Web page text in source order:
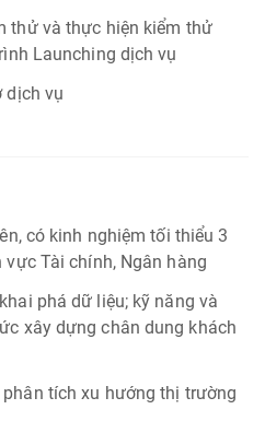
thử và thực hiện kiểm thử
Launching dịch vụ
dịch vụ
có kinh nghiệm tối thiểu 3
Tài chính, Ngân hàng
phá dữ liệu; kỹ năng và
xây dựng chân dung khách
tích xu hướng thị trường